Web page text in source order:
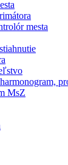
mesta
MsZ